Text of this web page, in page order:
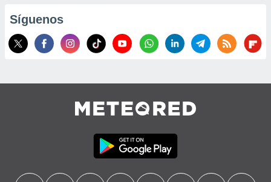
Síguenos